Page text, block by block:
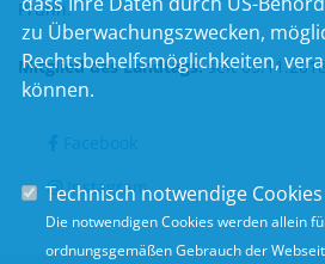
Prunn.
Mitglied des Landtags:seit
Facebook
Instagram
zu Überwachungszwecken,
Rechtsbehelfsmöglichkeiten,
können.
Technisch notwendige Cookies
Die notwendigen Cookies werden allein
ordnungsgemäßen Gebrauch der